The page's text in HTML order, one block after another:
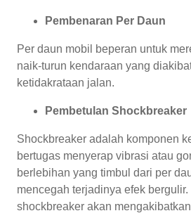
Pembenaran Per Daun
Per daun mobil beperan untuk
naik-turun kendaraan yang
ketidakrataan jalan.
Pembetulan Shockbreaker
Shockbreaker adalah komponen
bertugas menyerap vibrasi atau
berlebihan yang timbul dari per
mencegah terjadinya efek
shockbreaker akan